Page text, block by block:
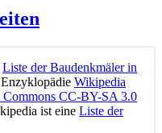
Liste der Baudenkmäler in
Wikipedia
Commons CC-BY-SA 3.0
ist eine Liste der